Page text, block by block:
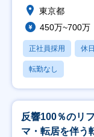
東京都
450万~700万
正社員採用 休
転勤なし
反響100％のリ
マ・転居を伴う